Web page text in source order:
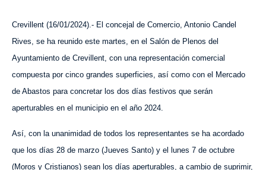
Crevillent (16/01/2024).- El concejal de Comercio, Antonio Candel
Rives, se ha reunido este martes, en el Salón de Plenos del
Ayuntamiento de Crevillent, con una representación comercial
compuesta por cinco grandes superficies, así como con el Mercado
de Abastos para concretar los dos días festivos que serán
aperturables en el municipio en el año 2024.
Así, con la unanimidad de todos los representantes se ha acordado
que los días 28 de marzo (Jueves Santo) y el lunes 7 de octubre
(Moros y Cristianos) sean los días aperturables, a cambio de suprimir,